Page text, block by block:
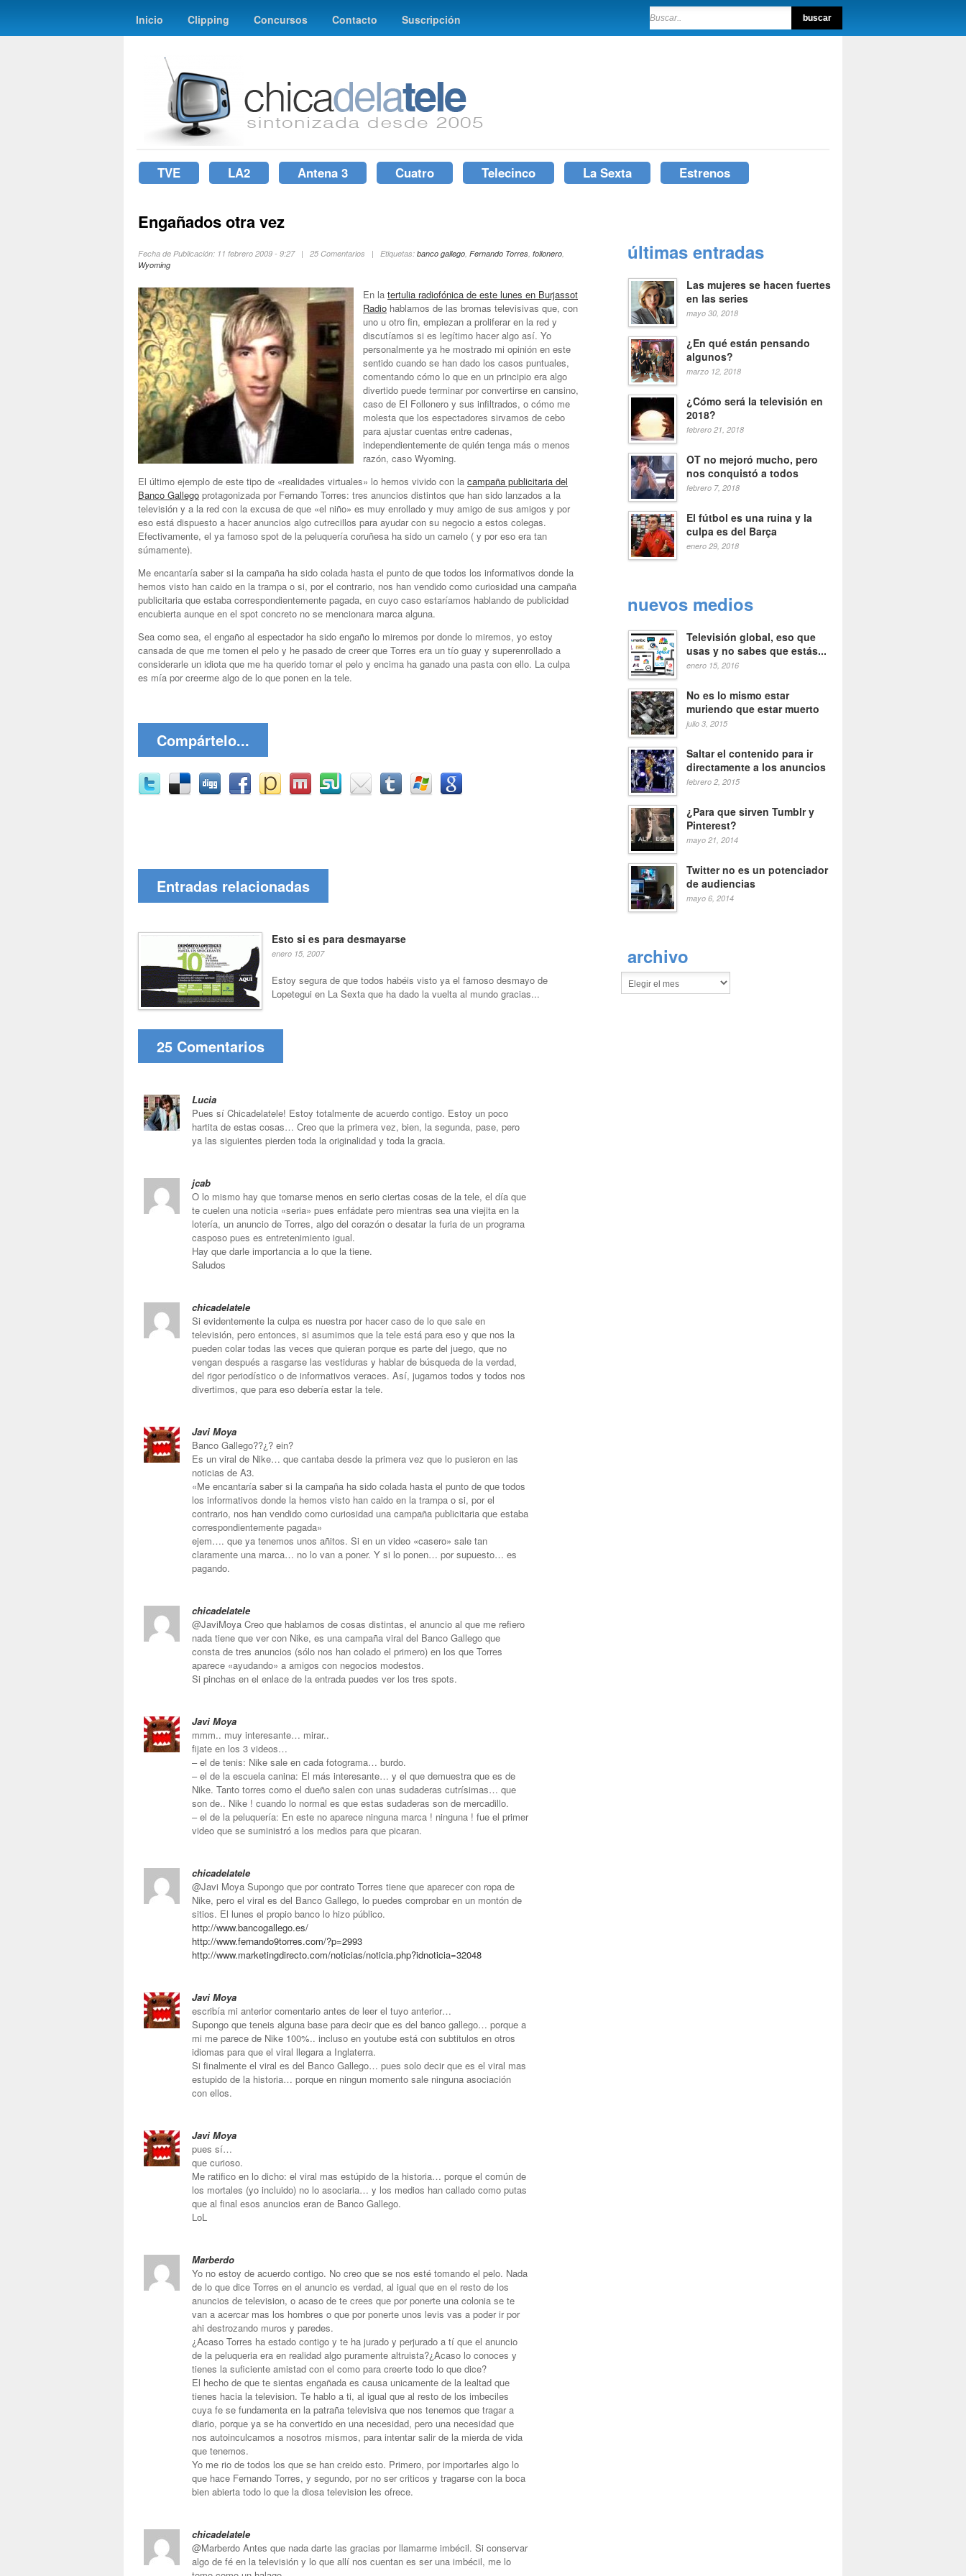
Inicio Clipping Concursos Contacto Suscripción
TVE LA2 Antena 3 Cuatro Telecinco La Sexta Estrenos
Engañados otra vez
Fecha de Publicación: 11 febrero 2009 - 9:27 | 25 Comentarios | Etiquetas: banco gallego, Fernando Torres, follonero,
Wyoming
En la tertulia radiofónica de este lunes en Burjassot
Radio hablamos de las bromas televisivas que, con
uno u otro fin, empiezan a proliferar en la red y
discutíamos si es legítimo hacer algo así. Yo
personalmente ya he mostrado mi opinión en este
sentido cuando se han dado los casos puntuales,
comentando cómo lo que en un principio era algo
divertido puede terminar por convertirse en cansino,
caso de El Follonero y sus infiltrados, o cómo me
molesta que los espectadores sirvamos de cebo
para ajustar cuentas entre cadenas,
independientemente de quién tenga más o menos
razón, caso Wyoming.
El último ejemplo de este tipo de «realidades virtuales» lo hemos vivido con la campaña publicitaria del
Banco Gallego protagonizada por Fernando Torres: tres anuncios distintos que han sido lanzados a la
televisión y a la red con la excusa de que «el niño» es muy enrollado y muy amigo de sus amigos y por
eso está dispuesto a hacer anuncios algo cutrecillos para ayudar con su negocio a estos colegas.
Efectivamente, el ya famoso spot de la peluquería coruñesa ha sido un camelo ( y por eso era tan
súmamente).
Me encantaría saber si la campaña ha sido colada hasta el punto de que todos los informativos donde la
hemos visto han caido en la trampa o si, por el contrario, nos han vendido como curiosidad una campaña
publicitaria que estaba correspondientemente pagada, en cuyo caso estaríamos hablando de publicidad
encubierta aunque en el spot concreto no se mencionara marca alguna.
Sea como sea, el engaño al espectador ha sido engaño lo miremos por donde lo miremos, yo estoy
cansada de que me tomen el pelo y he pasado de creer que Torres era un tío guay y superenrollado a
considerarle un idiota que me ha querido tomar el pelo y encima ha ganado una pasta con ello. La culpa
es mía por creerme algo de lo que ponen en la tele.
Compártelo...
Entradas relacionadas
Esto si es para desmayarse
enero 15, 2007
Estoy segura de que todos habéis visto ya el famoso desmayo de
Lopetegui en La Sexta que ha dado la vuelta al mundo gracias...
25 Comentarios
Lucia
Pues sí Chicadelatele! Estoy totalmente de acuerdo contigo. Estoy un poco
hartita de estas cosas… Creo que la primera vez, bien, la segunda, pase, pero
ya las siguientes pierden toda la originalidad y toda la gracia.
jcab
O lo mismo hay que tomarse menos en serio ciertas cosas de la tele, el día que
te cuelen una noticia «seria» pues enfádate pero mientras sea una viejita en la
lotería, un anuncio de Torres, algo del corazón o desatar la furia de un programa
casposo pues es entretenimiento igual.
Hay que darle importancia a lo que la tiene.
Saludos
chicadelatele
Si evidentemente la culpa es nuestra por hacer caso de lo que sale en
televisión, pero entonces, si asumimos que la tele está para eso y que nos la
pueden colar todas las veces que quieran porque es parte del juego, que no
vengan después a rasgarse las vestiduras y hablar de búsqueda de la verdad,
del rigor periodístico o de informativos veraces. Así, jugamos todos y todos nos
divertimos, que para eso debería estar la tele.
Javi Moya
Banco Gallego??¿? ein?
Es un viral de Nike… que cantaba desde la primera vez que lo pusieron en las
noticias de A3.
«Me encantaría saber si la campaña ha sido colada hasta el punto de que todos
los informativos donde la hemos visto han caido en la trampa o si, por el
contrario, nos han vendido como curiosidad una campaña publicitaria que estaba
correspondientemente pagada»
ejem…. que ya tenemos unos añitos. Si en un video «casero» sale tan
claramente una marca… no lo van a poner. Y si lo ponen… por supuesto… es
pagando.
chicadelatele
@JaviMoya Creo que hablamos de cosas distintas, el anuncio al que me refiero
nada tiene que ver con Nike, es una campaña viral del Banco Gallego que
consta de tres anuncios (sólo nos han colado el primero) en los que Torres
aparece «ayudando» a amigos con negocios modestos.
Si pinchas en el enlace de la entrada puedes ver los tres spots.
Javi Moya
mmm.. muy interesante… mirar..
fijate en los 3 videos…
– el de tenis: Nike sale en cada fotograma… burdo.
– el de la escuela canina: El más interesante… y el que demuestra que es de
Nike. Tanto torres como el dueño salen con unas sudaderas cutrísimas… que
son de.. Nike ! cuando lo normal es que estas sudaderas son de mercadillo.
– el de la peluquería: En este no aparece ninguna marca ! ninguna ! fue el primer
video que se suministró a los medios para que picaran.
chicadelatele
@Javi Moya Supongo que por contrato Torres tiene que aparecer con ropa de
Nike, pero el viral es del Banco Gallego, lo puedes comprobar en un montón de
sitios. El lunes el propio banco lo hizo público.
http://www.bancogallego.es/
http://www.fernando9torres.com/?p=2993
http://www.marketingdirecto.com/noticias/noticia.php?idnoticia=32048
Javi Moya
escribía mi anterior comentario antes de leer el tuyo anterior…
Supongo que teneis alguna base para decir que es del banco gallego… porque a
mi me parece de Nike 100%.. incluso en youtube está con subtitulos en otros
idiomas para que el viral llegara a Inglaterra.
Si finalmente el viral es del Banco Gallego… pues solo decir que es el viral mas
estupido de la historia… porque en ningun momento sale ninguna asociación
con ellos.
Javi Moya
pues sí…
que curioso.
Me ratifico en lo dicho: el viral mas estúpido de la historia… porque el común de
los mortales (yo incluido) no lo asociaria… y los medios han callado como putas
que al final esos anuncios eran de Banco Gallego.
LoL
Marberdo
Yo no estoy de acuerdo contigo. No creo que se nos esté tomando el pelo. Nada
de lo que dice Torres en el anuncio es verdad, al igual que en el resto de los
anuncios de television, o acaso de te crees que por ponerte una colonia se te
van a acercar mas los hombres o que por ponerte unos levis vas a poder ir por
ahi destrozando muros y paredes.
¿Acaso Torres ha estado contigo y te ha jurado y perjurado a tí que el anuncio
de la peluqueria era en realidad algo puramente altruista?¿Acaso lo conoces y
tienes la suficiente amistad con el como para creerte todo lo que dice?
El hecho de que te sientas engañada es causa unicamente de la lealtad que
tienes hacia la television. Te hablo a ti, al igual que al resto de los imbeciles
cuya fe se fundamenta en la patraña televisiva que nos tenemos que tragar a
diario, porque ya se ha convertido en una necesidad, pero una necesidad que
nos autoinculcamos a nosotros mismos, para intentar salir de la mierda de vida
que tenemos.
Yo me rio de todos los que se han creido esto. Primero, por importarles algo lo
que hace Fernando Torres, y segundo, por no ser criticos y tragarse con la boca
bien abierta todo lo que la diosa television les ofrece.
chicadelatele
@Marberdo Antes que nada darte las gracias por llamarme imbécil. Si conservar
algo de fé en la televisión y lo que allí nos cuentan es ser una imbécil, me lo
últimas entradas
Las mujeres se hacen fuertes
en las series
mayo 30, 2018
¿En qué están pensando
algunos?
marzo 12, 2018
¿Cómo será la televisión en
2018?
febrero 21, 2018
OT no mejoró mucho, pero
nos conquistó a todos
febrero 7, 2018
El fútbol es una ruina y la
culpa es del Barça
enero 29, 2018
nuevos medios
Televisión global, eso que
usas y no sabes que estás...
enero 15, 2016
No es lo mismo estar
muriendo que estar muerto
julio 3, 2015
Saltar el contenido para ir
directamente a los anuncios
febrero 2, 2015
¿Para que sirven Tumblr y
Pinterest?
mayo 21, 2014
Twitter no es un potenciador
de audiencias
mayo 6, 2014
archivo